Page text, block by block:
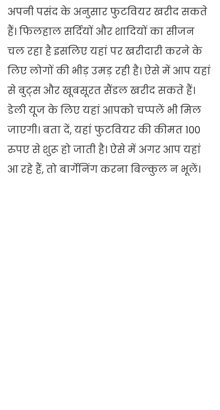
अपनी पसंद के अनुसार फुटवियर खरीद सकते
हैं। फिलहाल सर्दियों और शादियों का सीजन
चल रहा है इसलिए यहां पर खरीदारी करने के
लिए लोगों की भीड़ उमड़ रही है। ऐसे में आप यहां
से बुट्स और खूबसूरत सैंडल खरीद सकते हैं।
डेली यूज के लिए यहां आपको चप्पलें भी मिल
जाएगी। बता दें, यहां फुटवियर की कीमत 100
रुपए से शुरू हो जाती है। ऐसे में अगर आप यहां
आ रहे हैं, तो बार्गेनिंग करना बिल्कुल न भूलें।